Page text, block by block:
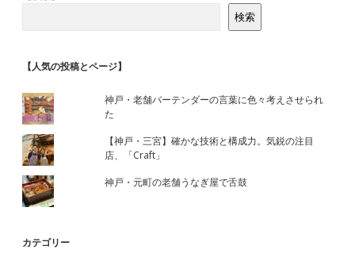
Sidebar 検索
【人気の投稿とページ】
神戸・老舗バーテンダーの言葉に色々考えさせられ
た
【神戸・三宮】確かな技術と構成力。気鋭の注目
店、「Craft」
神戸・元町の老舗うなぎ屋で舌鼓
カテゴリー